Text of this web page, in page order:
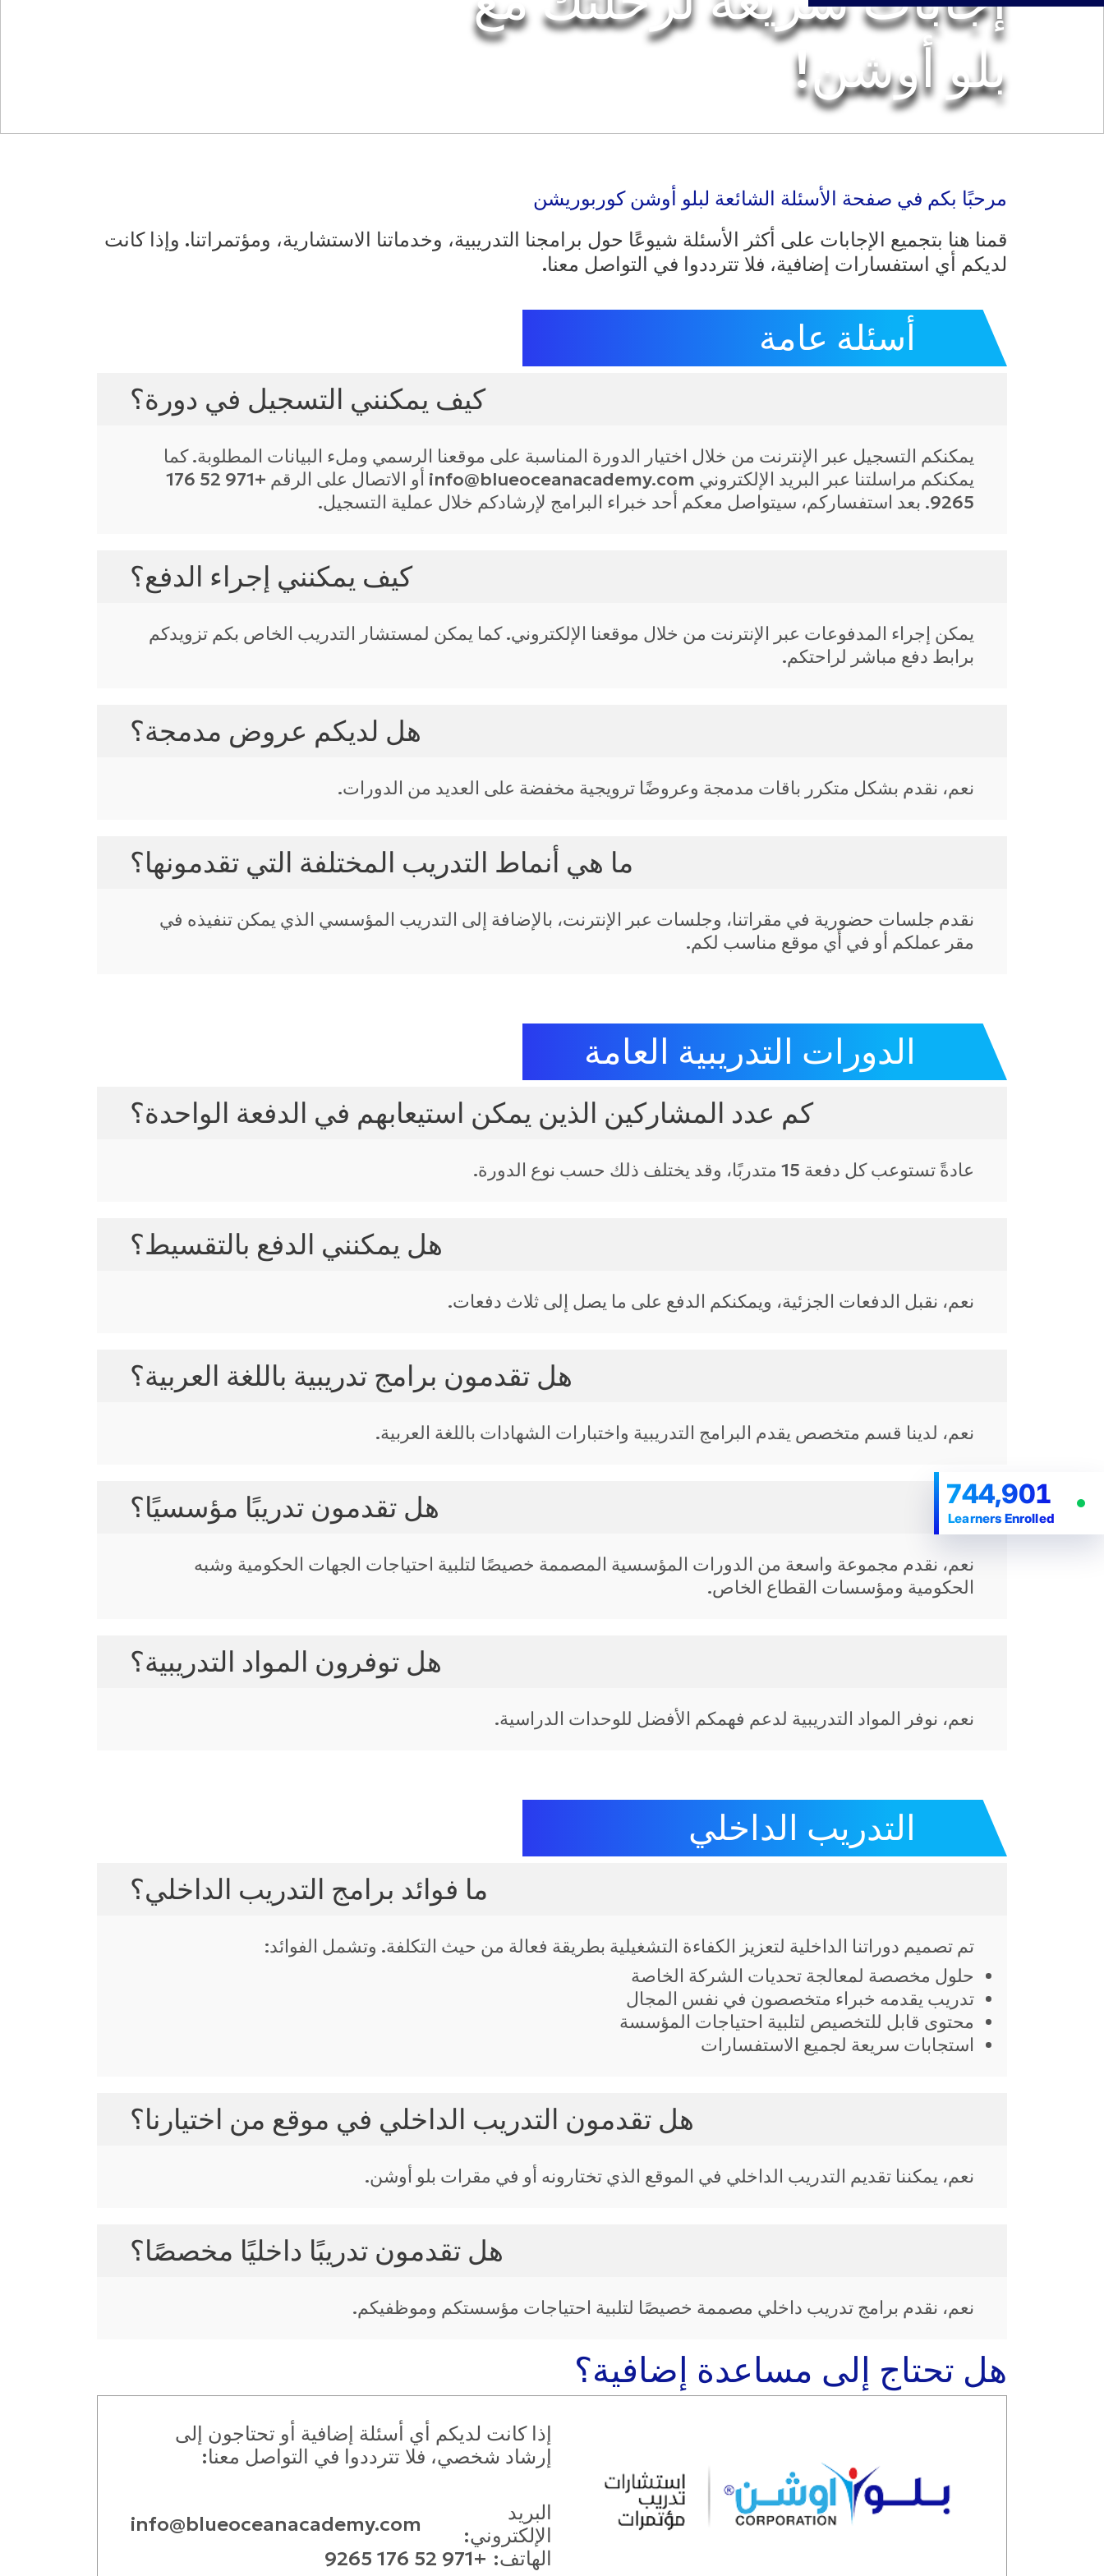
744,901
Learners Enrolled
بلو أوشن!
مرحبًا بكم في صفحة الأسئلة الشائعة لبلو أوشن كوربوريشن
قمنا هنا بتجميع الإجابات على أكثر الأسئلة شيوعًا حول برامجنا التدريبية، وخدماتنا الاستشارية، ومؤتمراتنا. وإذا كانت
لديكم أي استفسارات إضافية، فلا تترددوا في التواصل معنا.
أسئلة عامة
كيف يمكنني التسجيل في دورة؟
يمكنكم التسجيل عبر الإنترنت من خلال اختيار الدورة المناسبة على موقعنا الرسمي وملء البيانات المطلوبة. كما
يمكنكم مراسلتنا عبر البريد الإلكتروني info@blueoceanacademy.com أو الاتصال على الرقم +971 52 176
9265. بعد استفساركم، سيتواصل معكم أحد خبراء البرامج لإرشادكم خلال عملية التسجيل.
كيف يمكنني إجراء الدفع؟
يمكن إجراء المدفوعات عبر الإنترنت من خلال موقعنا الإلكتروني. كما يمكن لمستشار التدريب الخاص بكم تزويدكم
برابط دفع مباشر لراحتكم.
هل لديكم عروض مدمجة؟
نعم، نقدم بشكل متكرر باقات مدمجة وعروضًا ترويجية مخفضة على العديد من الدورات.
ما هي أنماط التدريب المختلفة التي تقدمونها؟
نقدم جلسات حضورية في مقراتنا، وجلسات عبر الإنترنت، بالإضافة إلى التدريب المؤسسي الذي يمكن تنفيذه في
مقر عملكم أو في أي موقع مناسب لكم.
الدورات التدريبية العامة
كم عدد المشاركين الذين يمكن استيعابهم في الدفعة الواحدة؟
عادةً تستوعب كل دفعة 15 متدربًا، وقد يختلف ذلك حسب نوع الدورة.
هل يمكنني الدفع بالتقسيط؟
نعم، نقبل الدفعات الجزئية، ويمكنكم الدفع على ما يصل إلى ثلاث دفعات.
هل تقدمون برامج تدريبية باللغة العربية؟
نعم، لدينا قسم متخصص يقدم البرامج التدريبية واختبارات الشهادات باللغة العربية.
هل تقدمون تدريبًا مؤسسيًا؟
نعم، نقدم مجموعة واسعة من الدورات المؤسسية المصممة خصيصًا لتلبية احتياجات الجهات الحكومية وشبه
الحكومية ومؤسسات القطاع الخاص.
هل توفرون المواد التدريبية؟
نعم، نوفر المواد التدريبية لدعم فهمكم الأفضل للوحدات الدراسية.
التدريب الداخلي
ما فوائد برامج التدريب الداخلي؟
تم تصميم دوراتنا الداخلية لتعزيز الكفاءة التشغيلية بطريقة فعالة من حيث التكلفة. وتشمل الفوائد:
حلول مخصصة لمعالجة تحديات الشركة الخاصة
تدريب يقدمه خبراء متخصصون في نفس المجال
محتوى قابل للتخصيص لتلبية احتياجات المؤسسة
استجابات سريعة لجميع الاستفسارات
هل تقدمون التدريب الداخلي في موقع من اختيارنا؟
نعم، يمكننا تقديم التدريب الداخلي في الموقع الذي تختارونه أو في مقرات بلو أوشن.
هل تقدمون تدريبًا داخليًا مخصصًا؟
نعم، نقدم برامج تدريب داخلي مصممة خصيصًا لتلبية احتياجات مؤسستكم وموظفيكم.
هل تحتاج إلى مساعدة إضافية؟
إذا كانت لديكم أي أسئلة إضافية أو تحتاجون إلى
إرشاد شخصي، فلا تترددوا في التواصل معنا:
البريد
الإلكتروني:
info@blueoceanacademy.com
الهاتف: +971 52 176 9265